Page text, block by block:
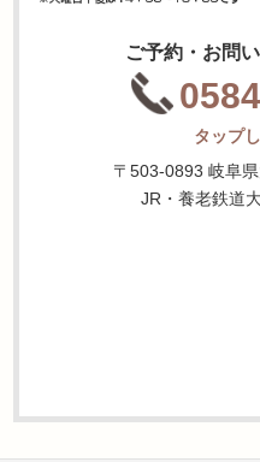
ご予約・お問
タップ
〒503-0893 岐阜
JR・養老鉄道